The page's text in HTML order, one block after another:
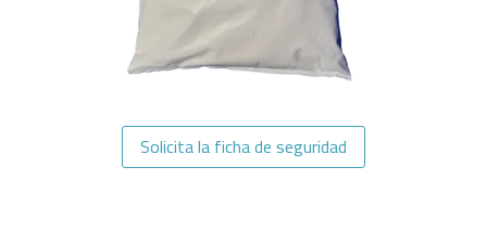
Solicita la ficha de seguridad